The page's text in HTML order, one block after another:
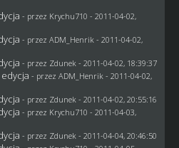
- przez Krychu710 - 2011-04-02,
- przez ADM_Henrik - 2011-04-02,
- przez Zdunek - 2011-04-02, 18:39:37
edycja - przez ADM_Henrik - 2011-04-02,
- przez Zdunek - 2011-04-02, 20:55:16
- przez Krychu710 - 2011-04-03,
- przez Zdunek - 2011-04-04, 20:46:50